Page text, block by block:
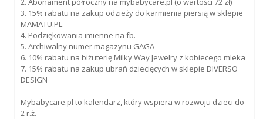
3. 15% rabatu na zakup odzieży do karmienia piersią w sklepie
MAMATU.PL
4. Podziękowania imienne na fb.
5. Archiwalny numer magazynu GAGA
6. 10% rabatu na biżuterię Milky Way Jewelry z kobiecego mleka
7. 15% rabatu na zakup ubrań dziecięcych w sklepie DIVERSO
DESIGN
Mybabycare.pl to kalendarz, który wspiera w rozwoju dzieci do
2 r.ż.